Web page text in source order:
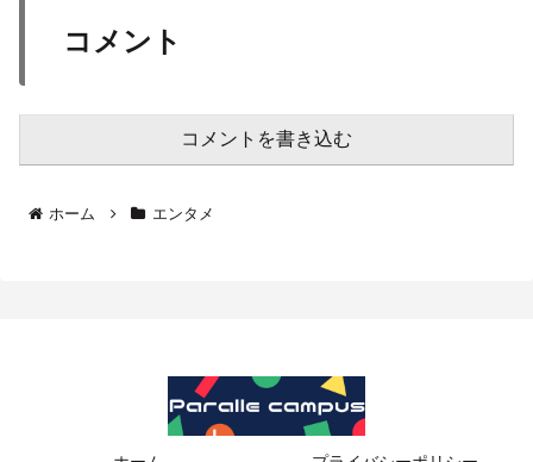
コメント
コメントを書き込む
ホーム エンタメ